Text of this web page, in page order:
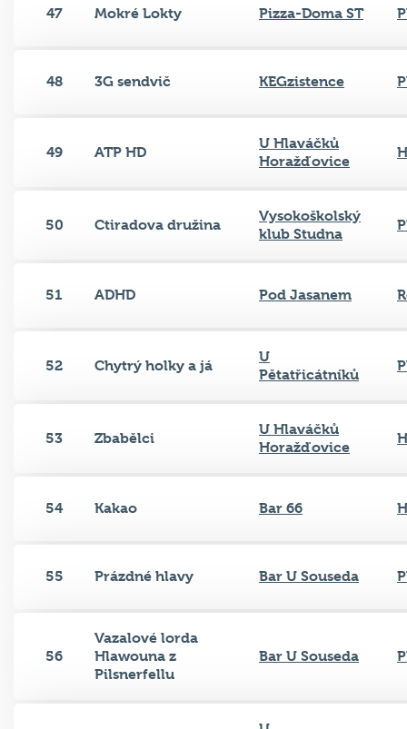
47 Mokré Lokty Pizza-Doma ST
48 3G sendvič KEGzistence
49 ATP HD
U Hlaváčků
Horažďovice
50 Ctiradova družina
Vysokoškolský
klub Studna
51 ADHD Pod Jasanem
52 Chytrý holky a já
U
Pětatřicátníků
53 Zbabělci
U Hlaváčků
Horažďovice
54 Kakao Bar 66
55 Prázdné hlavy Bar U Souseda
56
Vazalové lorda
Hlawouna z
Pilsnerfellu
Bar U Souseda